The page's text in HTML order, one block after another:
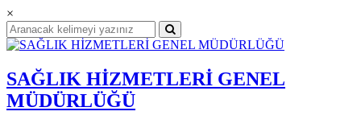
×
SAĞLIK HİZMETLERİ GENEL
MÜDÜRLÜĞÜ